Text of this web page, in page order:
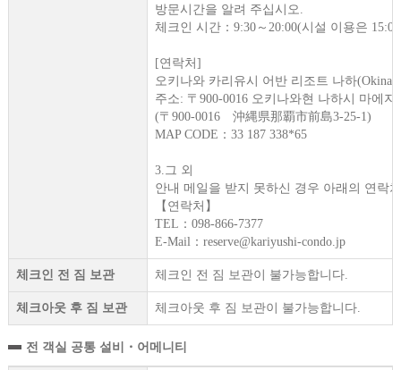
방문시간을 알려 주십시오.
체크인 시간：9:30～20:00(시설 이용은
[연락처]
오키나와 카리유시 어반 리조트 나하
주소: 〒900-0016 오키나와현 나하시 마에지
(〒900-0016 沖縄県那覇市前島3-25-1)
MAP CODE：33 187 338*65
3.그 외
안내 메일을 받지 못하신 경우 아래의 연락
【연락처】
TEL：098-866-7377
E-Mail：reserve@kariyushi-condo.jp
체크인 전 짐 보관 체크인 전 짐 보관이 불가능합니다.
체크아웃 후 짐 보관 체크아웃 후 짐 보관이 불가능합니다.
전 객실 공통 설비・어메니티